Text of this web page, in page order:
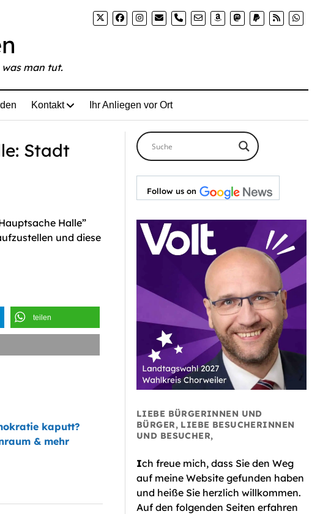
phone
was man tut.
Kontakt Ihr Anliegen vor Ort
Stadt
Halle”
und diese
teilen
kaputt?
& mehr
Follow us on
LIEBE BÜRGERINNEN UND
BÜRGER, LIEBE BESUCHERINNEN
UND BESUCHER,
Ich freue mich, dass Sie den Weg
auf meine Website gefunden haben
und heiße Sie herzlich willkommen.
Auf den folgenden Seiten erfahren